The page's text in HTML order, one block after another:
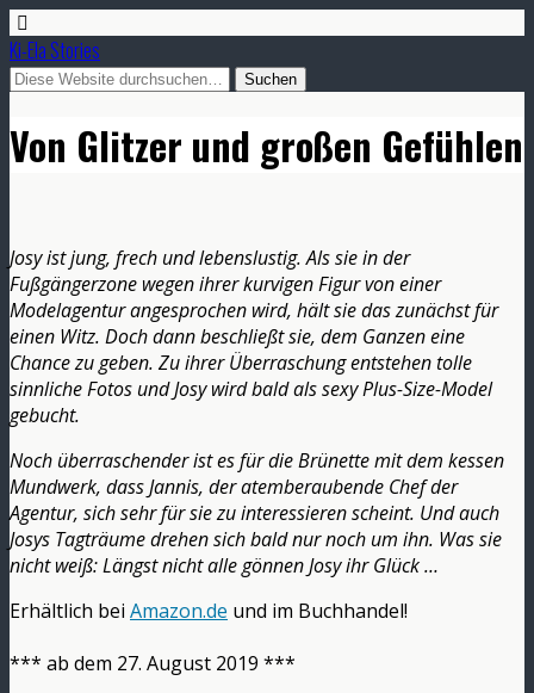
Ki-Ela Stories
Von Glitzer und großen Gefühlen
Josy ist jung, frech und lebenslustig. Als sie in der
Fußgängerzone wegen ihrer kurvigen Figur von einer
Modelagentur angesprochen wird, hält sie das zunächst für
einen Witz. Doch dann beschließt sie, dem Ganzen eine
Chance zu geben. Zu ihrer Überraschung entstehen tolle
sinnliche Fotos und Josy wird bald als sexy Plus-Size-Model
gebucht.
Noch überraschender ist es für die Brünette mit dem kessen
Mundwerk, dass Jannis, der atemberaubende Chef der
Agentur, sich sehr für sie zu interessieren scheint. Und auch
Josys Tagträume drehen sich bald nur noch um ihn. Was sie
nicht weiß: Längst nicht alle gönnen Josy ihr Glück …
Erhältlich bei Amazon.de und im Buchhandel!
*** ab dem 27. August 2019 ***